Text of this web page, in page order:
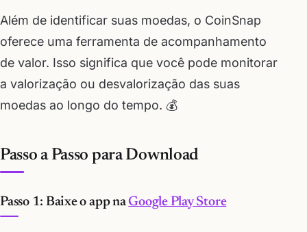
Além de identificar suas moedas, o CoinSnap
oferece uma ferramenta de acompanhamento
de valor. Isso significa que você pode monitorar
a valorização ou desvalorização das suas
moedas ao longo do tempo. 💰
Passo a Passo para Download
Passo 1: Baixe o app naGoogle Play Store